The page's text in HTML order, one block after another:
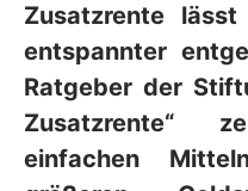
Zusatzrente
entspannter
Ratgeber der
Zusatzrente“
einfachen